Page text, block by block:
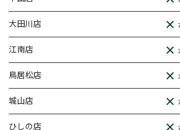
大田川店
江南店
鳥居松店
城山店
ひしの店